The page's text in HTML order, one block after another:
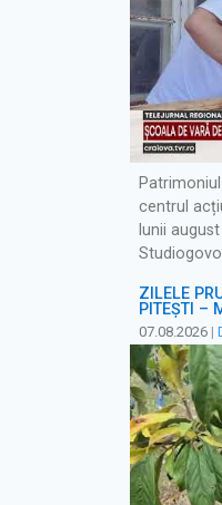
centrul
lunii
ZILELE
PITEȘTI –
07.08.2026 |